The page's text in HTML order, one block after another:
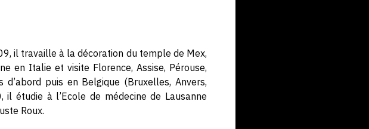
il travaille à la décoration du temple de Mex,
en Italie et visite Florence, Assise, Pérouse,
puis en Belgique (Bruxelles, Anvers,
étudie à l’Ecole de médecine de Lausanne
Roux.